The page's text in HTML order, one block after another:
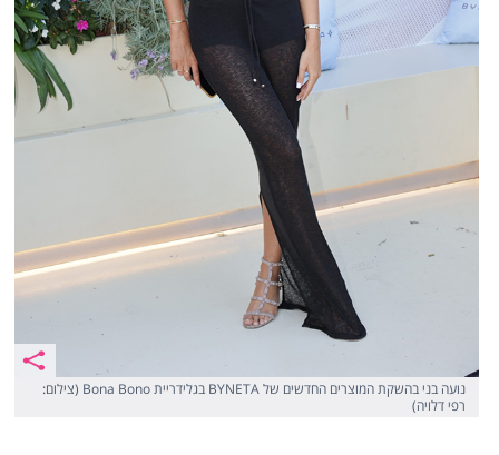
נועה בני בהשקת המוצרים החדשים של BYNETA בגלידריית Bona Bono (צילום:
רפי דלויה)